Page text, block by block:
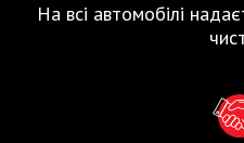
На всі автомобілі